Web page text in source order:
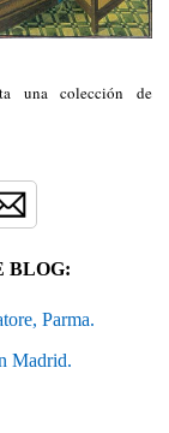
una colección de
BLOG:
Parma.
Madrid.